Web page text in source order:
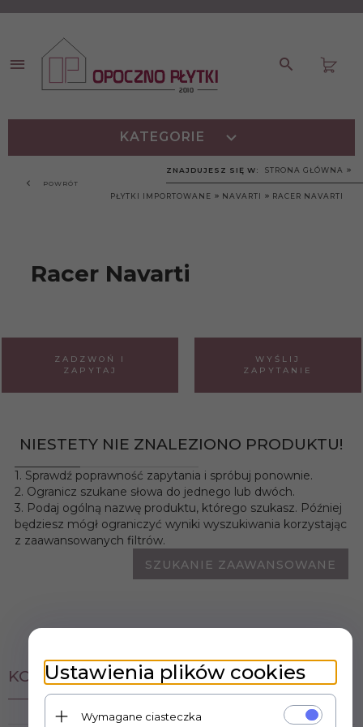
KATEGORIE
POWRÓT
ZNAJDUJESZ SIĘ W: STRONA GŁÓWNA
PŁYTKI IMPORTOWANE NAVARTI RACER NAVARTI
Racer Navarti
ZADZWOŃ I
ZAPYTAJ
WYŚLIJ
ZAPYTANIE
NIESTETY NIE ZNALEZIONO PRODUKTU!
1. Sprawdź poprawność zapytania i spróbuj ponownie.
2. Ogranicz szukane słowa do jednego lub dwóch.
3. Podaj ogólną nazwę produktu, którego szukasz. Później
będziesz mógł ograniczyć wyniki wyszukiwania korzystając
z zaawansowanych filtrów.
SZUKANIE ZAAWANSOWANE
KONTAKT Z NAMI
Ustawienia plików cookies
Wymagane ciasteczka